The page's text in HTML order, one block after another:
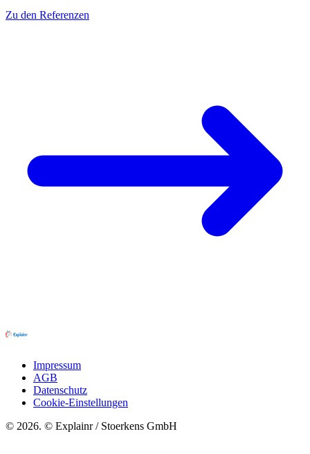
Zu den Referenzen
Impressum
AGB
Datenschutz
Cookie-Einstellungen
© 2026. © Explainr / Stoerkens GmbH